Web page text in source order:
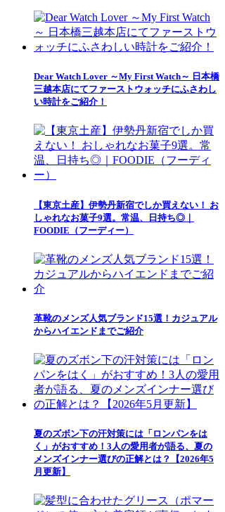
Dear Watch Lover ～My First Watch～ 日本橋
三越本店にてファーストウォッチにふさわし
い時計をご紹介！
【東京土産】伊勢丹新宿でしか買えない！ お
しゃれなお菓子9選。常温、日持ち◎｜
FOODIE（フーディー）
革靴のメンズ人気ブランド15選！カジュアル
からハイエンドまでご紹介
夏のズボン下の汗対策には「ロンパンをは
く」がおすすめ！3人の愛用者が語る、夏の
メンズインナー選びの正解とは？【2026年5
月更新】